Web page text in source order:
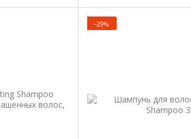
−29%